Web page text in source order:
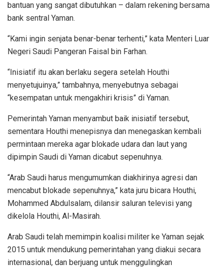
bantuan yang sangat dibutuhkan – dalam rekening bersama
bank sentral Yaman.
“Kami ingin senjata benar-benar terhenti,” kata Menteri Luar
Negeri Saudi Pangeran Faisal bin Farhan.
“Inisiatif itu akan berlaku segera setelah Houthi
menyetujuinya,” tambahnya, menyebutnya sebagai
“kesempatan untuk mengakhiri krisis” di Yaman.
Pemerintah Yaman menyambut baik inisiatif tersebut,
sementara Houthi menepisnya dan menegaskan kembali
permintaan mereka agar blokade udara dan laut yang
dipimpin Saudi di Yaman dicabut sepenuhnya.
“Arab Saudi harus mengumumkan diakhirinya agresi dan
mencabut blokade sepenuhnya,” kata juru bicara Houthi,
Mohammed Abdulsalam, dilansir saluran televisi yang
dikelola Houthi, Al-Masirah.
Arab Saudi telah memimpin koalisi militer ke Yaman sejak
2015 untuk mendukung pemerintahan yang diakui secara
internasional, dan berjuang untuk menggulingkan